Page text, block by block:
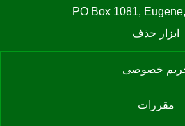
PO Box 1081,
ابزار حذف
خصوصی
مقررات